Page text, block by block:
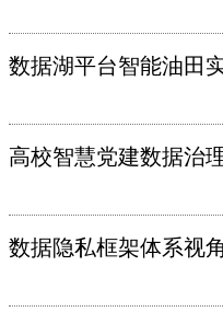
数据湖平台智能油田
高校智慧党建数据治
数据隐私框架体系视